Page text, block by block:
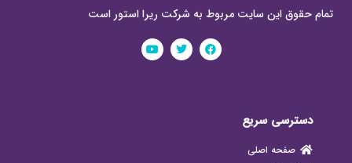
تمام حقوق این سایت مربوط به شرکت ریرا استور است
دسترسی سریع
صفحه اصلی